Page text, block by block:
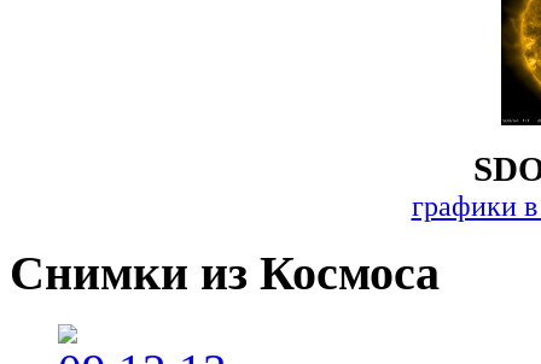
графики
Снимки из Космоса